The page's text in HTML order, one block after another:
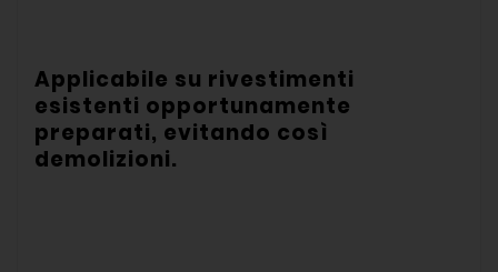
Applicabile su rivestimenti
esistenti opportunamente
preparati, evitando così
demolizioni.